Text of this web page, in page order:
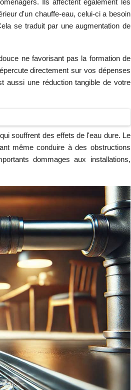
Ils affectent également les
d'un chauffe-eau, celui-ci a besoin
se traduit par une augmentation de
ne favorisant pas la formation de
directement sur vos dépenses
aussi une réduction tangible de votre
souffrent des effets de l'eau dure. Le
même conduire à des obstructions
dommages aux installations,